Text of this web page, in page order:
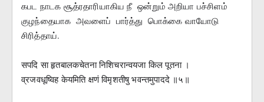
கபட நாடக சூத்ரதாரியாகிய நீ  ஒன்றும் அறியா பச்சிளம்
குழந்தையாக  அவளைப்  பார்த்து  பொக்கை வாயோடு
சிரித்தாய்.
सपदि सा हृतबालकचेतना निशिचरान्वयजा किल पूतना ।
व्रजवधूष्विह केयमिति क्षणं विमृशतीषु भवन्तमुपाददे ॥५॥